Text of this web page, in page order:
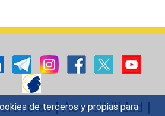
de terceros y propias para
|Accesibilidad |